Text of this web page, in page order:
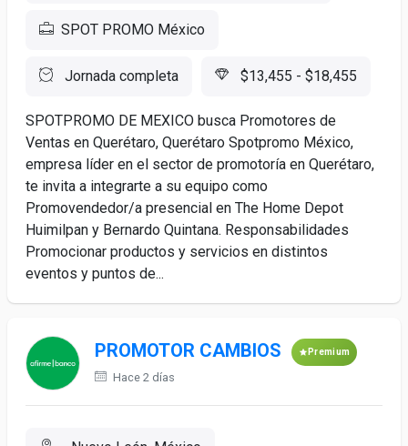
SPOT PROMO México
Jornada completa $13,455 - $18,455
SPOTPROMO DE MEXICO busca Promotores de
Ventas en Querétaro, Querétaro Spotpromo México,
empresa líder en el sector de promotoría en Querétaro,
te invita a integrarte a su equipo como
Promovendedor/a presencial en The Home Depot
Huimilpan y Bernardo Quintana. Responsabilidades
Promocionar productos y servicios en distintos
eventos y puntos de...
PROMOTOR CAMBIOS Premium
Hace 2 días